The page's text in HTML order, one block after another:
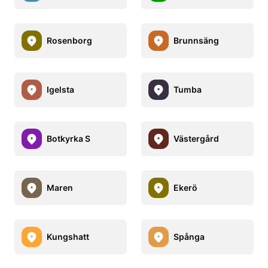
Rosenborg Brunnsäng
Igelsta Tumba
Botkyrka S Västergård
Maren Ekerö
Kungshatt Spånga